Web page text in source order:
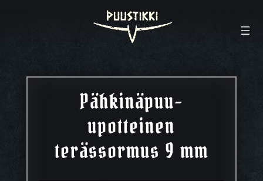
Pähkinäpuu-
upotteinen
terässormus 9 mm